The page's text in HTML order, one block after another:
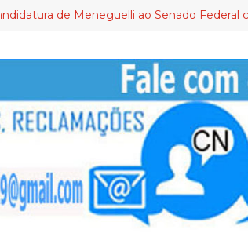
ao Senado Federal chega ao final